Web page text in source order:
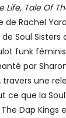
Life, Tale Of
Rachel
Soul
funk
par
travers une
ce que la Soul
Dap Kings